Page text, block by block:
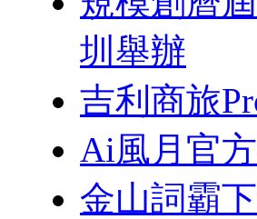
圳舉辦
吉利商旅
Ai風月官
金山詞霸